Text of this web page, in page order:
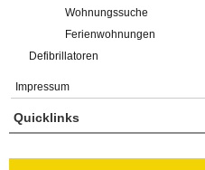
Wohnungssuche
Ferienwohnungen
Defibrillatoren
Impressum
Quicklinks